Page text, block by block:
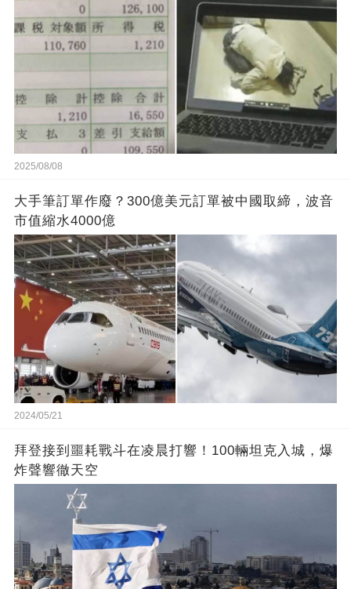
2025/08/08
大手筆訂單作廢？300億美元訂單被中國取締，波音
市值縮水4000億
2024/05/21
拜登接到噩耗戰斗在凌晨打響！100輛坦克入城，爆
炸聲響徹天空